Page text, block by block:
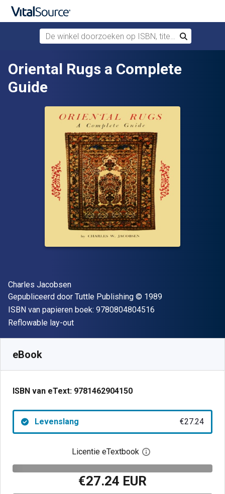
Verdergaan naar belangrijkste inhoud
De winkel doorzoeken op ISBN, titel of auteur
Zoek
Oriental Rugs a Complete
Guide
Auteur(s)
Charles Jacobsen
Uitgever
Gepubliceerd door Tuttle Publishing Copyright
© 1989
ISBN van papieren boek: 9780804804516
Indeling
Reflowable lay-out
eBook
ISBN van eText: 9781462904150
Levenslang €27.24
Licentie eTextbook Open het
€27.24 EUR